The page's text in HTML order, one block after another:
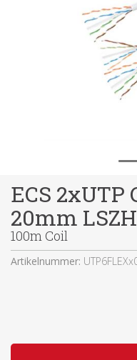
ECS 2xUTP
20mm LSZH
100m Coil
Artikelnummer: